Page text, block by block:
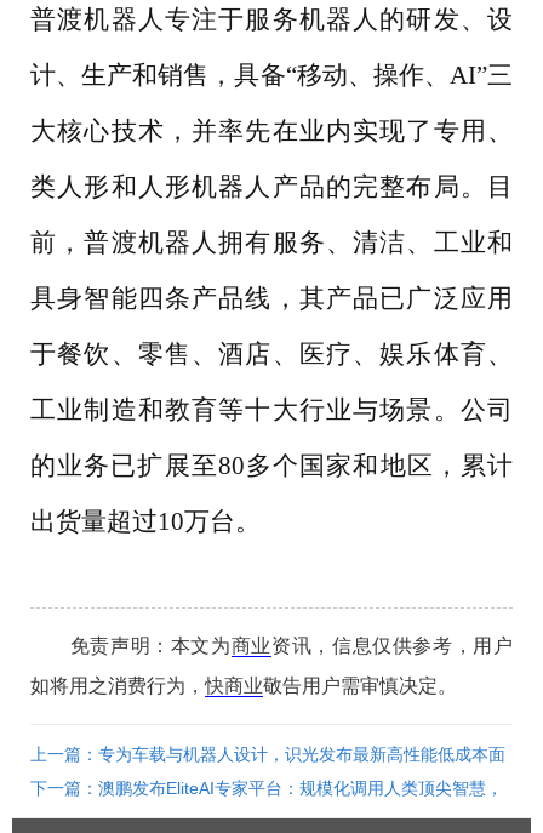
普渡机器人专注于服务机器人的研发、设
计、生产和销售，具备“移动、操作、AI”三
大核心技术，并率先在业内实现了专用、
类人形和人形机器人产品的完整布局。目
前，普渡机器人拥有服务、清洁、工业和
具身智能四条产品线，其产品已广泛应用
于餐饮、零售、酒店、医疗、娱乐体育、
工业制造和教育等十大行业与场景。公司
的业务已扩展至80多个国家和地区，累计
出货量超过10万台。
免责声明：本文为商业资讯，信息仅供参考，用户
如将用之消费行为，快商业敬告用户需审慎决定。
上一篇：专为车载与机器人设计，识光发布最新高性能低成本面
阵SPAD-SoC SA100
下一篇：澳鹏发布EliteAI专家平台：规模化调用人类顶尖智慧，
重塑AI数据生产力